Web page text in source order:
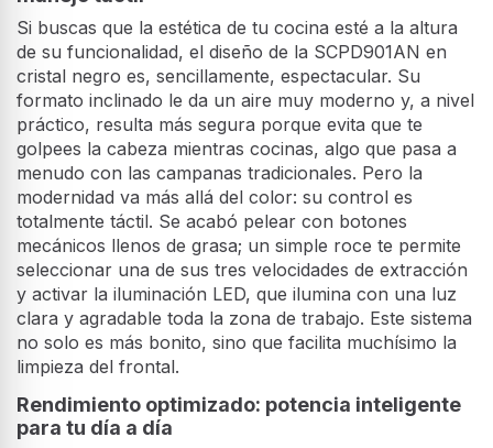
Si buscas que la estética de tu cocina esté a la altura
de su funcionalidad, el diseño de la SCPD901AN en
cristal negro es, sencillamente, espectacular. Su
formato inclinado le da un aire muy moderno y, a nivel
práctico, resulta más segura porque evita que te
golpees la cabeza mientras cocinas, algo que pasa a
menudo con las campanas tradicionales. Pero la
modernidad va más allá del color: su control es
totalmente táctil. Se acabó pelear con botones
mecánicos llenos de grasa; un simple roce te permite
seleccionar una de sus tres velocidades de extracción
y activar la iluminación LED, que ilumina con una luz
clara y agradable toda la zona de trabajo. Este sistema
no solo es más bonito, sino que facilita muchísimo la
limpieza del frontal.
Rendimiento optimizado: potencia inteligente
para tu día a día